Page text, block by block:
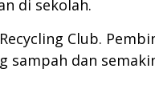
di sekolah.
Club.
dan